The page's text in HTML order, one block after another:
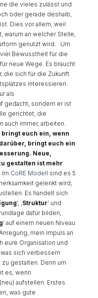
die vieles zulässt und
oder gerade deshalb,
Dies vor allem, weil
warum an welcher Stelle,
genutzt wird. Um
Bewusstheit für die
neue Wege. Es braucht
die sich für die Zukunft
interessieren.
als
gedacht, sondern er ist
gerichtet, die
auch immer, arbeiten.
euch ein, wenn
bringt euch ein
Neue,
gestalten ist mehr
Im CoRE Modell sind es 5
gelenkt wird,
Es handelt sich
‘, ‚Struktur‘ und
dafür bilden,
‘ auf einem neuen Niveau
mein Impuls an
eure Organisation und
sich verbessern
gestalten. Denn um
es, wenn
aufstellen. Erstes
was gute